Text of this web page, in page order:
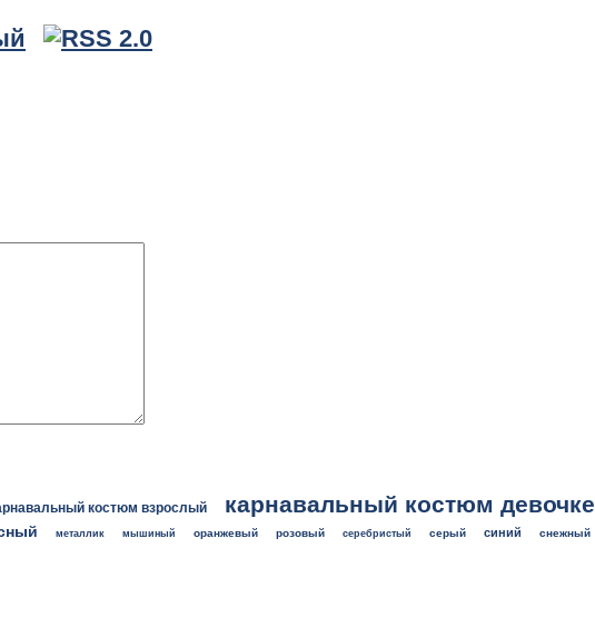
костюм взрослый карнавальный костюм девочке
металлик мышиный оранжевый розовый серебристый серый синий снежный